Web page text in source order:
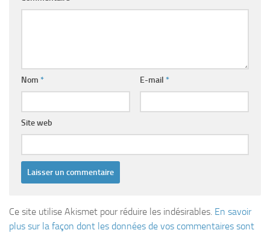
Nom * E-mail *
Site web
Ce site utilise Akismet pour réduire les indésirables. En savoir
plus sur la façon dont les données de vos commentaires sont